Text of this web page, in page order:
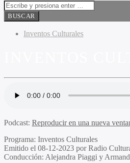
Inventos Culturales
Podcast: Reproducir en una nueva
Programa: Inventos Culturales
Emitido el 08-12-2023 por Radio
Conducción: Alejandra Piaggi y